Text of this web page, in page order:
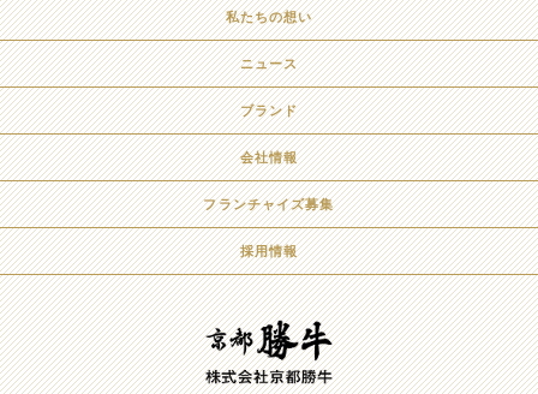
私たちの想い
ニュース
ブランド
会社情報
フランチャイズ募集
採用情報